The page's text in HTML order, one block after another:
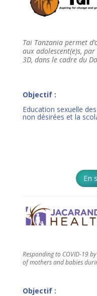
Tai Tanzania permet
aux adolescent(e)s,
3D, dans le cadre du
Objectif :
Education sexuelle
non désirées et la
En
Responding to COVID-19
of mothers and babies
Objectif :